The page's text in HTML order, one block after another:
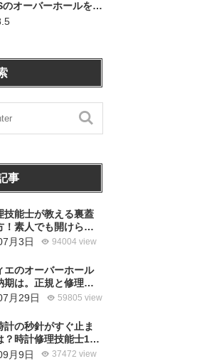
のオーバーホールを行
。（埼玉県所沢市/S
事
技能士が教える裏蓋
！素人でも開けられ
月3日 94004 view
エのオーバーホール
期は。正規と修理専
較どちらがおすす
月29日 59805 view
計の秒針がすぐ止ま
？時計修理技能士1級
がお答えします。
月9日 37472 view